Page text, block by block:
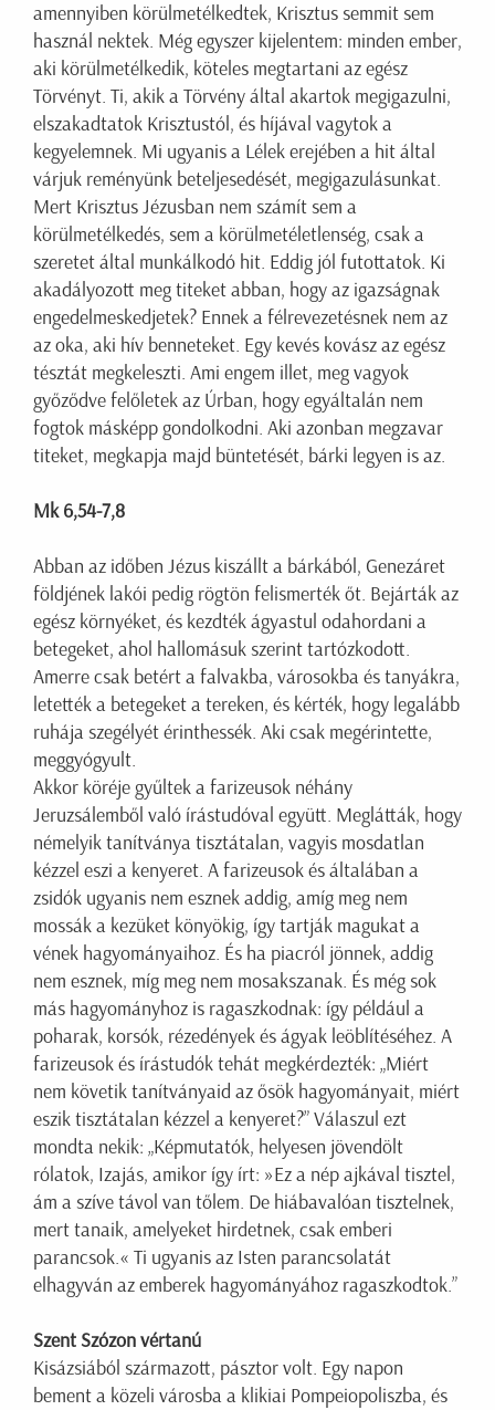
amennyiben körülmetélkedtek, Krisztus semmit sem
használ nektek. Még egyszer kijelentem: minden ember,
aki körülmetélkedik, köteles megtartani az egész
Törvényt. Ti, akik a Törvény által akartok megigazulni,
elszakadtatok Krisztustól, és híjával vagytok a
kegyelemnek. Mi ugyanis a Lélek erejében a hit által
várjuk reményünk beteljesedését, megigazulásunkat.
Mert Krisztus Jézusban nem számít sem a
körülmetélkedés, sem a körülmetéletlenség, csak a
szeretet által munkálkodó hit. Eddig jól futottatok. Ki
akadályozott meg titeket abban, hogy az igazságnak
engedelmeskedjetek? Ennek a félrevezetésnek nem az
az oka, aki hív benneteket. Egy kevés kovász az egész
tésztát megkeleszti. Ami engem illet, meg vagyok
győződve felőletek az Úrban, hogy egyáltalán nem
fogtok másképp gondolkodni. Aki azonban megzavar
titeket, megkapja majd büntetését, bárki legyen is az.
Mk 6,54-7,8
Abban az időben Jézus kiszállt a bárkából, Genezáret
földjének lakói pedig rögtön felismerték őt. Bejárták az
egész környéket, és kezdték ágyastul odahordani a
betegeket, ahol hallomásuk szerint tartózkodott.
Amerre csak betért a falvakba, városokba és tanyákra,
letették a betegeket a tereken, és kérték, hogy legalább
ruhája szegélyét érinthessék. Aki csak megérintette,
meggyógyult.
Akkor köréje gyűltek a farizeusok néhány
Jeruzsálemből való írástudóval együtt. Meglátták, hogy
némelyik tanítványa tisztátalan, vagyis mosdatlan
kézzel eszi a kenyeret. A farizeusok és általában a
zsidók ugyanis nem esznek addig, amíg meg nem
mossák a kezüket könyökig, így tartják magukat a
vének hagyományaihoz. És ha piacról jönnek, addig
nem esznek, míg meg nem mosakszanak. És még sok
más hagyományhoz is ragaszkodnak: így például a
poharak, korsók, rézedények és ágyak leöblítéséhez. A
farizeusok és írástudók tehát megkérdezték: „Miért
nem követik tanítványaid az ősök hagyományait, miért
eszik tisztátalan kézzel a kenyeret?” Válaszul ezt
mondta nekik: „Képmutatók, helyesen jövendölt
rólatok, Izajás, amikor így írt: »Ez a nép ajkával tisztel,
ám a szíve távol van tőlem. De hiábavalóan tisztelnek,
mert tanaik, amelyeket hirdetnek, csak emberi
parancsok.« Ti ugyanis az Isten parancsolatát
elhagyván az emberek hagyományához ragaszkodtok.”
Szent Szózon vértanú
Kisázsiából származott, pásztor volt. Egy napon
bement a közeli városba a klikiai Pompeiopoliszba, és